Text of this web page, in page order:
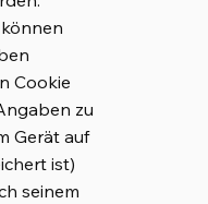
Cookie
zu
Gerät auf
ist)
seinem